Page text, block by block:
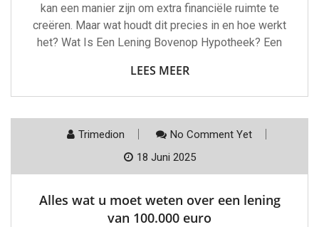
kan een manier zijn om extra financiële ruimte te
creëren. Maar wat houdt dit precies in en hoe werkt
het? Wat Is Een Lening Bovenop Hypotheek? Een
LEES MEER
Trimedion
No Comment Yet
18 Juni 2025
Alles wat u moet weten over een lening
van 100.000 euro